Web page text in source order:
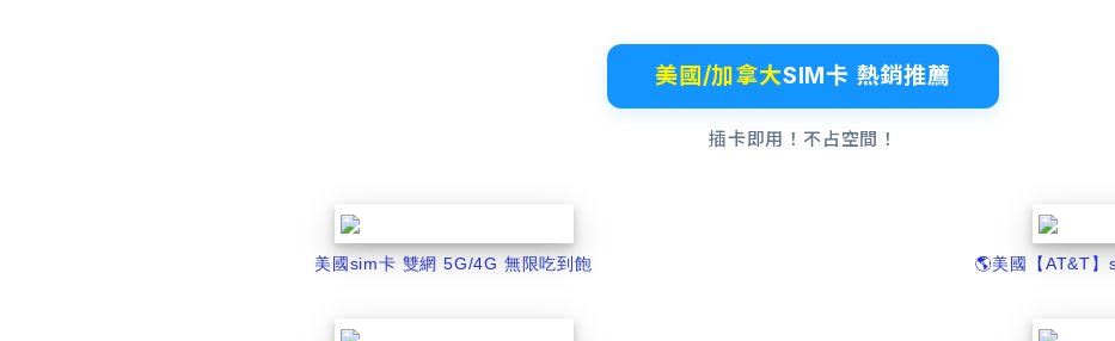
美國/加拿大SIM卡 熱銷推薦
插卡即用！不占空間！
美國sim卡 雙網 5G/4G 無限吃到飽 🌎️美國【AT&T